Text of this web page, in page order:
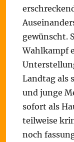
gewünscht.
Wahlkampf
Landtag als
und junge
sofort als
teilweise
noch